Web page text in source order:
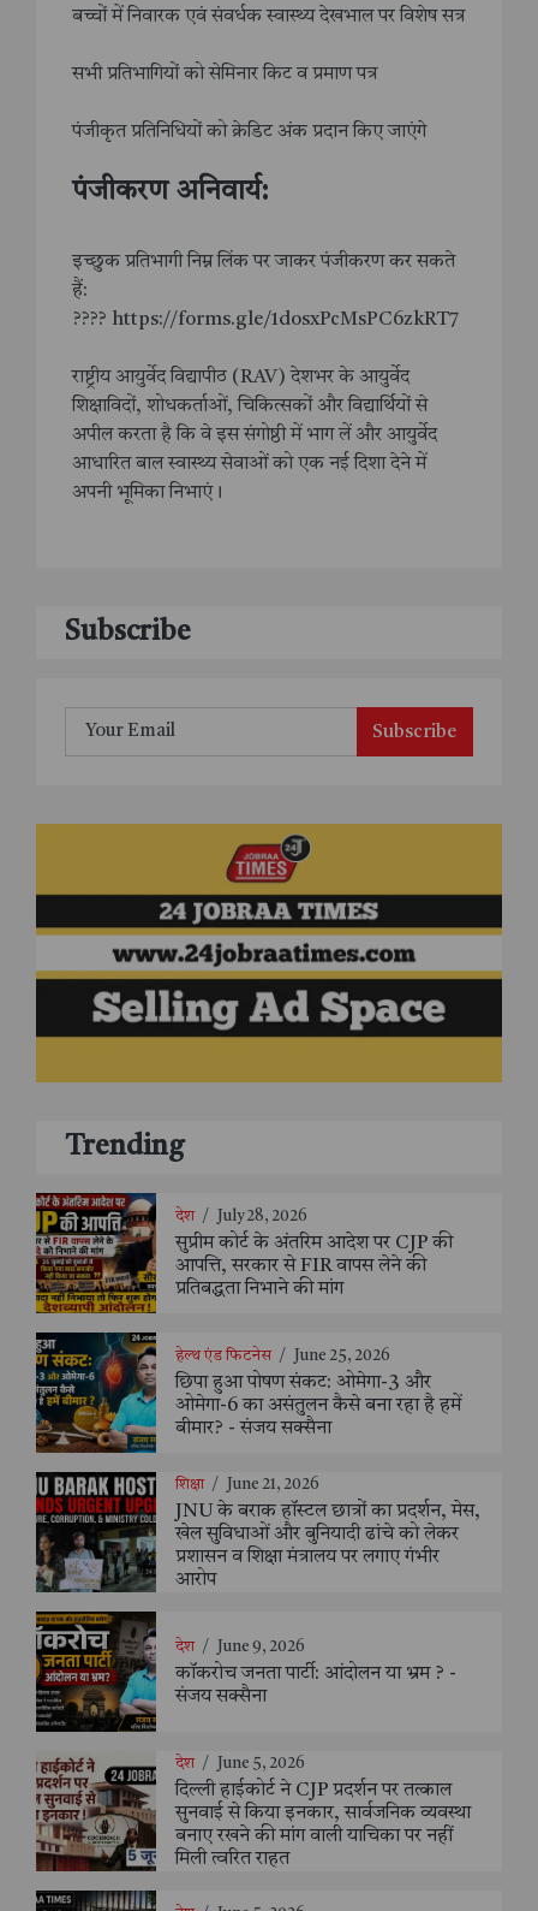
बच्चों में निवारक एवं संवर्धक स्वास्थ्य देखभाल पर विशेष सत्र
सभी प्रतिभागियों को सेमिनार किट व प्रमाण पत्र
पंजीकृत प्रतिनिधियों को क्रेडिट अंक प्रदान किए जाएंगे
पंजीकरण अनिवार्य:
इच्छुक प्रतिभागी निम्न लिंक पर जाकर पंजीकरण कर सकते
हैं:
???? https://forms.gle/1dosxPcMsPC6zkRT7
राष्ट्रीय आयुर्वेद विद्यापीठ (RAV) देशभर के आयुर्वेद
शिक्षाविदों, शोधकर्ताओं, चिकित्सकों और विद्यार्थियों से
अपील करता है कि वे इस संगोष्ठी में भाग लें और आयुर्वेद
आधारित बाल स्वास्थ्य सेवाओं को एक नई दिशा देने में
अपनी भूमिका निभाएं।
Subscribe
Subscribe
Trending
देश / July 28, 2026
सुप्रीम कोर्ट के अंतरिम आदेश पर CJP की
आपत्ति, सरकार से FIR वापस लेने की
प्रतिबद्धता निभाने की मांग
हेल्थ एंड फिटनेस / June 25, 2026
छिपा हुआ पोषण संकट: ओमेगा-3 और
ओमेगा-6 का असंतुलन कैसे बना रहा है हमें
बीमार? - संजय सक्सैना
शिक्षा / June 21, 2026
JNU के बराक हॉस्टल छात्रों का प्रदर्शन, मेस,
खेल सुविधाओं और बुनियादी ढांचे को लेकर
प्रशासन व शिक्षा मंत्रालय पर लगाए गंभीर
आरोप
देश / June 9, 2026
कॉकरोच जनता पार्टी: आंदोलन या भ्रम ? -
संजय सक्सैना
देश / June 5, 2026
दिल्ली हाईकोर्ट ने CJP प्रदर्शन पर तत्काल
सुनवाई से किया इनकार, सार्वजनिक व्यवस्था
बनाए रखने की मांग वाली याचिका पर नहीं
मिली त्वरित राहत